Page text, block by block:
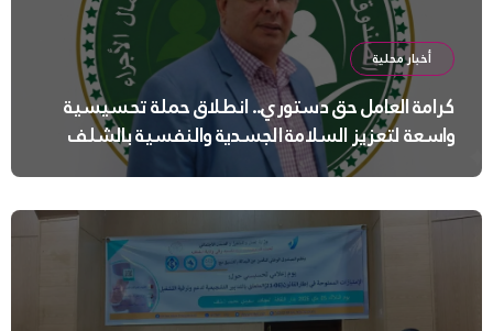
أخبار محلية
كرامة العامل حق دستوري.. انطلاق حملة تحسيسية
واسعة لتعزيز السلامة الجسدية والنفسية بالشلف